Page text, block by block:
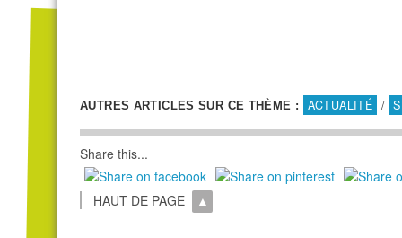
AUTRES ARTICLES SUR CE THÈME : ACTUALITÉ /
Share this...
HAUT DE PAGE